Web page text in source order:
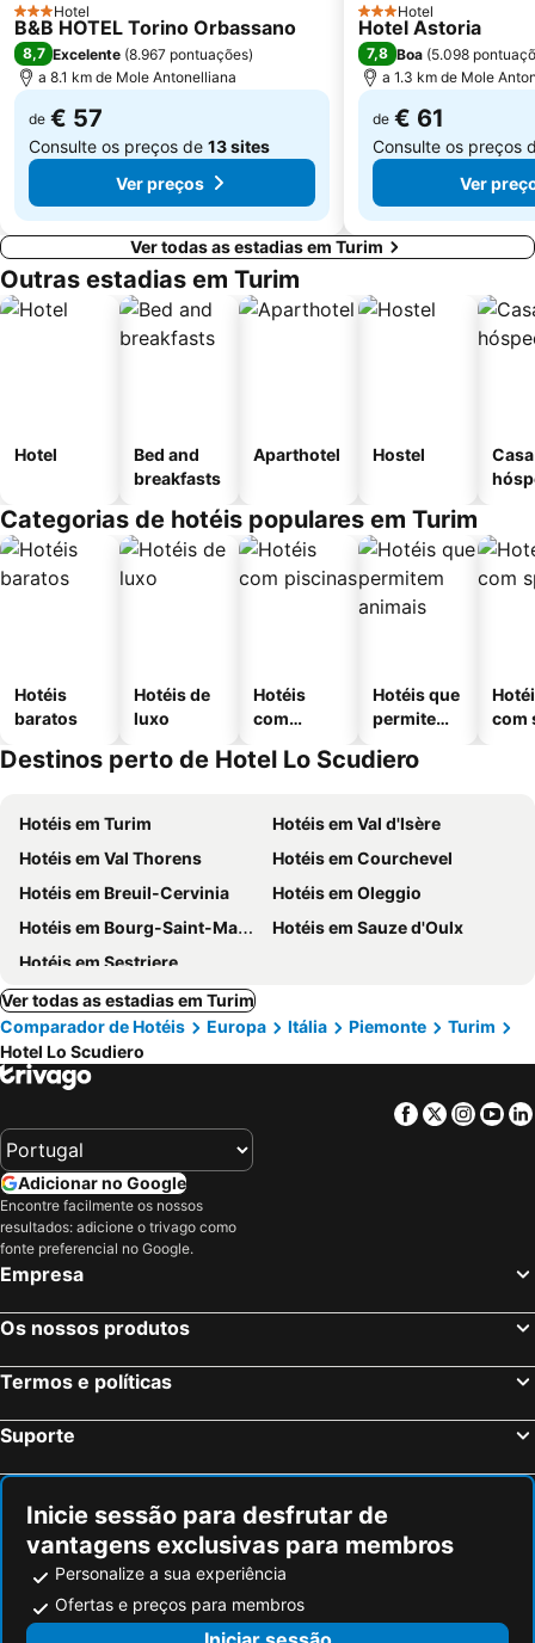
3 Estrelas
Hotel
B&B HOTEL Torino Orbassano
8,7 Excelente (8.967 pontuações)
a 8.1 km de Mole Antonelliana
de € 57
Consulte os preços de 13 sites
Ver preços
3 Estrelas
Hotel
Hotel Astoria
7,8 Boa (5.098
a 1.3 km de Mole
de € 61
Consulte os preços
Ver
Ver todas as estadias em Turim
Outras estadias em Turim
Hotel
Bed and
breakfasts
Aparthotel Hostel
Categorias de hotéis populares em Turim
Hotéis
baratos
Hotéis de
luxo
Hotéis
com
Hotéis que
permitem
com
Destinos perto de Hotel Lo Scudiero
Hotéis em Turim
Hotéis em Val d'Isère
Hotéis em Val Thorens
Hotéis em Courchevel
Hotéis em Breuil-Cervinia
Hotéis em Oleggio
Hotéis em Bourg-Saint-Maurice
Hotéis em Sauze d'Oulx
Hotéis em Sestriere
Ver todas as estadias em Turim
Comparador de Hotéis
Europa Itália Piemonte
Turim
Hotel Lo Scudiero
Facebook
Twitter
Adicionar no Google
Encontre facilmente os nossos
resultados: adicione o trivago como
fonte preferencial no Google.
Empresa
Os nossos produtos
Termos e políticas
Suporte
Inicie sessão para desfrutar de
vantagens exclusivas para membros
Personalize a sua experiência
Ofertas e preços para membros